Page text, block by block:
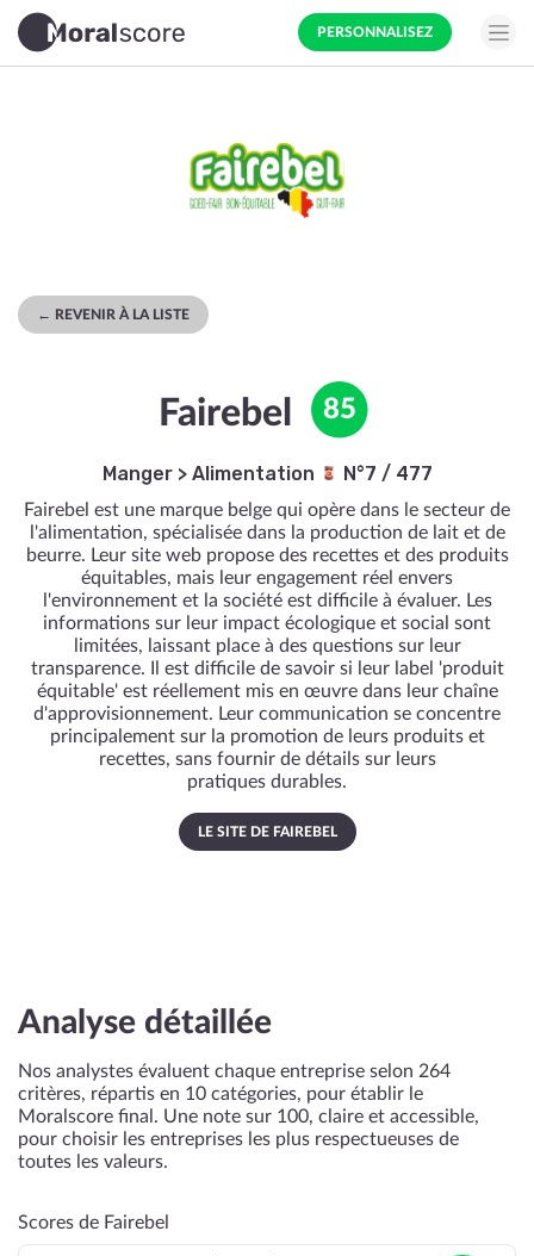
PERSONNALISEZ
← REVENIR À LA LISTE
Fairebel 85
Manger> Alimentation N°7 / 477
Fairebel est une marque belge qui opère dans le secteur de
l'alimentation, spécialisée dans la production de lait et de
beurre. Leur site web propose des recettes et des produits
équitables, mais leur engagement réel envers
l'environnement et la société est difficile à évaluer. Les
informations sur leur impact écologique et social sont
limitées, laissant place à des questions sur leur
transparence. Il est difficile de savoir si leur label 'produit
équitable' est réellement mis en œuvre dans leur chaîne
d'approvisionnement. Leur communication se concentre
principalement sur la promotion de leurs produits et
recettes, sans fournir de détails sur leurs
pratiques durables.
LE SITE DE FAIREBEL
Analyse détaillée
Nos analystes évaluent chaque entreprise selon 264
critères, répartis en 10 catégories, pour établir le
Moralscore final. Une note sur 100, claire et accessible,
pour choisir les entreprises les plus respectueuses de
toutes les valeurs.
Scores de Fairebel